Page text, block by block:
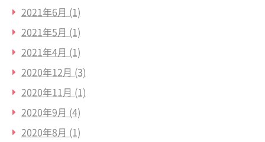
2021年6月 (1)
2021年5月 (1)
2021年4月 (1)
2020年12月 (3)
2020年11月 (1)
2020年9月 (4)
2020年8月 (1)